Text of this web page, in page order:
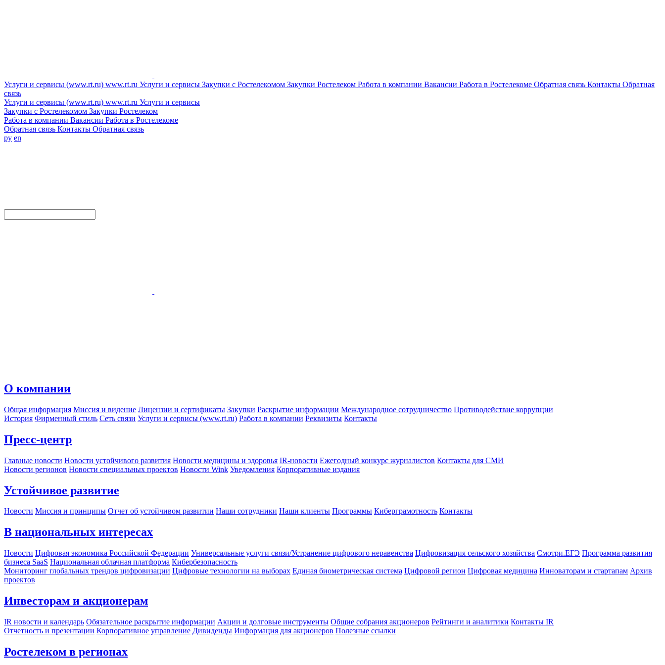
Услуги и сервисы (www.rt.ru) www.rt.ru Услуги и сервисы Закупки с Ростелекомом Закупки Ростелеком Работа в компании Вакансии Работа в Ростелекоме Обратная связь Контакты Обратная
связь
Услуги и сервисы (www.rt.ru) www.rt.ru Услуги и сервисы
Закупки с Ростелекомом Закупки Ростелеком
Работа в компании Вакансии Работа в Ростелекоме
Обратная связь Контакты Обратная связь
ру en
О компании
Общая информация Миссия и видение Лицензии и сертификаты Закупки Раскрытие информации Международное сотрудничество Противодействие коррупции
История Фирменный стиль Сеть связи Услуги и сервисы (www.rt.ru) Работа в компании Реквизиты Контакты
Пресс-центр
Главные новости Новости устойчивого развития Новости медицины и здоровья IR-новости Ежегодный конкурс журналистов Контакты для СМИ
Новости регионов Новости специальных проектов Новости Wink Уведомления Корпоративные издания
Устойчивое развитие
Новости Миссия и принципы Отчет об устойчивом развитии Наши сотрудники Наши клиенты Программы Киберграмотность Контакты
В национальных интересах
Новости Цифровая экономика Российской Федерации Универсальные услуги связи/Устранение цифрового неравенства Цифровизация сельского хозяйства Смотри.ЕГЭ Программа развития
бизнеса SaaS Национальная облачная платформа Кибербезопасность
Мониторинг глобальных трендов цифровизации Цифровые технологии на выборах Единая биометрическая система Цифровой регион Цифровая медицина Инноваторам и стартапам Архив
проектов
Инвесторам и акционерам
IR новости и календарь Обязательное раскрытие информации Акции и долговые инструменты Общие собрания акционеров Рейтинги и аналитики Контакты IR
Отчетность и презентации Корпоративное управление Дивиденды Информация для акционеров Полезные ссылки
Ростелеком в регионах